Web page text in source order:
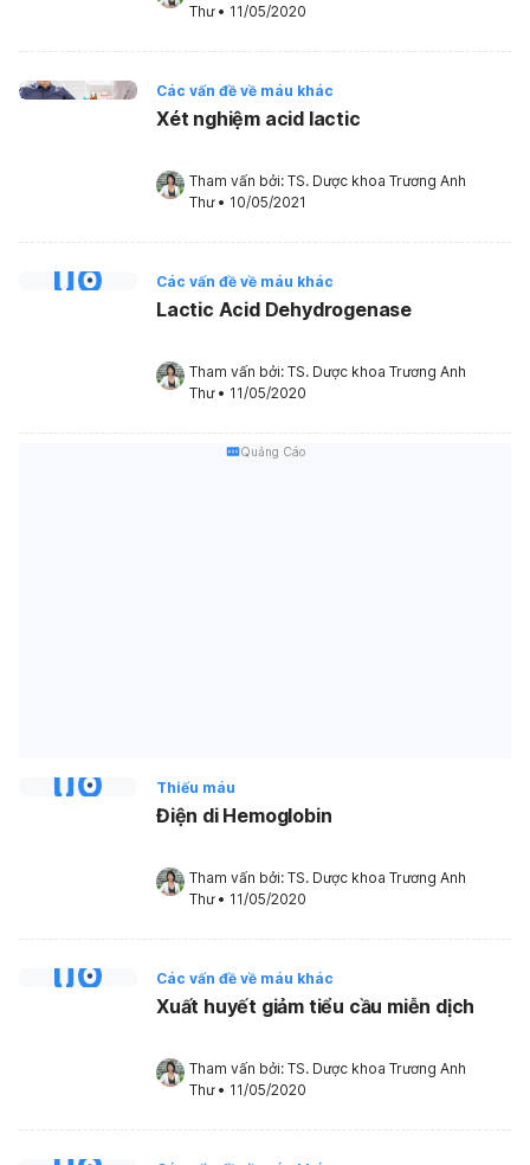
Thư • 11/05/2020
Các vấn đề về máu khác
Xét nghiệm acid lactic
Tham vấn bởi: TS. Dược khoa Trương Anh
Thư • 10/05/2021
Các vấn đề về máu khác
Lactic Acid Dehydrogenase
Tham vấn bởi: TS. Dược khoa Trương Anh
Thư • 11/05/2020
Quảng Cáo
Thiếu máu
Điện di Hemoglobin
Tham vấn bởi: TS. Dược khoa Trương Anh
Thư • 11/05/2020
Các vấn đề về máu khác
Xuất huyết giảm tiểu cầu miễn dịch
Tham vấn bởi: TS. Dược khoa Trương Anh
Thư • 11/05/2020